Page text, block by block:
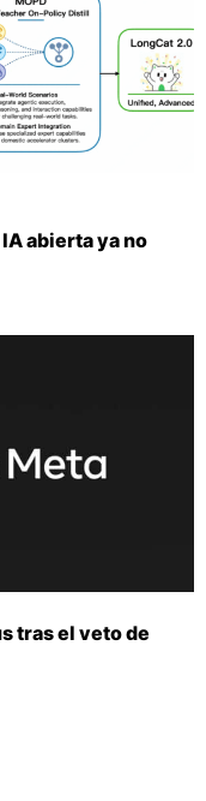
abierta ya no
tras el veto de